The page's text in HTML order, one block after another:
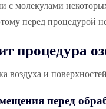
с молекулами
перед процедурой
процедура
воздуха и
перед